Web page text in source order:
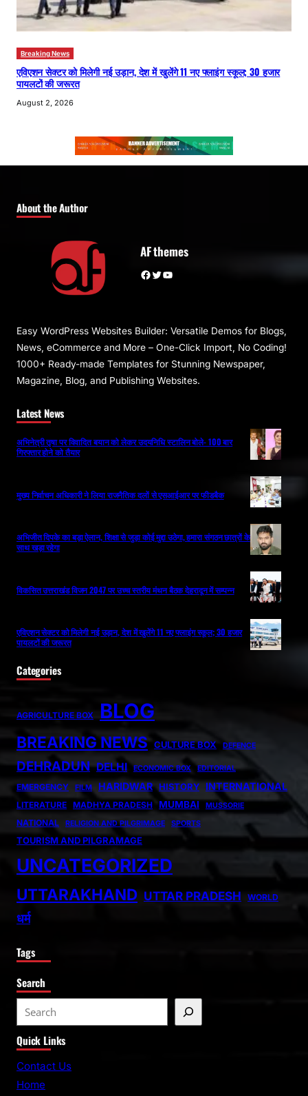
Breaking News
एविएशन सेक्टर को मिलेगी नई उड़ान, देश में खुलेंगे 11 नए फ्लाइंग स्कूल; 30 हजार
पायलटों की जरूरत
August 2, 2026
About the Author
AF themes
Facebook Twitter YouTube
Easy WordPress Websites Builder: Versatile Demos for Blogs,
News, eCommerce and More – One-Click Import, No Coding!
1000+ Ready-made Templates for Stunning Newspaper,
Magazine, Blog, and Publishing Websites.
Latest News
अभिनेत्री तृषा पर विवादित बयान को लेकर उदयनिधि स्टालिन बोले- 100 बार
गिरफ्तार होने को तैयार
मुख्य निर्वाचन अधिकारी ने लिया राजनैतिक दलों से एसआईआर पर फीडबैक
अभिजीत दिपके का बड़ा ऐलान, शिक्षा से जुड़ा कोई मुद्दा उठेगा, हमारा संगठन छात्रों के
साथ खड़ा रहेगा
विकसित उत्तराखंड विजन 2047 पर उच्च स्तरीय मंथन बैठक देहरादून में सम्पन्न
एविएशन सेक्टर को मिलेगी नई उड़ान, देश में खुलेंगे 11 नए फ्लाइंग स्कूल; 30 हजार
पायलटों की जरूरत
Categories
AGRICULTURE BOX BLOG
BREAKING NEWS CULTURE BOX DEFENCE
DEHRADUN DELHI ECONOMIC BOX EDITORIAL
EMERGENCY FILM HARIDWAR HISTORY INTERNATIONAL
LITERATURE MADHYA PRADESH MUMBAI MUSSORIE
NATIONAL RELIGION AND PILGRIMAGE SPORTS
TOURISM AND PILGRAMAGE
UNCATEGORIZED
UTTARAKHAND UTTAR PRADESH WORLD
धर्म
Tags
Search
e
a
r
Quick Links
Contact Us
Home